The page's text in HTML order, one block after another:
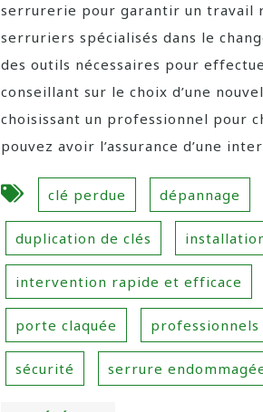
serrurerie pour garantir un travail
serruriers spécialisés dans le
des outils nécessaires pour
conseillant sur le choix d’une
choisissant un professionnel pour
pouvez avoir l’assurance d’une
clé perdue dépannage
duplication de clés
intervention rapide et efficace
porte claquée
sécurité serrure